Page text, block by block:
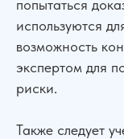
попытаться
используются
возможность
экспертом для
риски.
Также следует